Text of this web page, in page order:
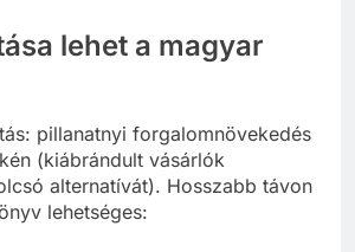
lehet a magyar
pillanatnyi forgalomnövekedés
(kiábrándult vásárlók
alternatívát). Hosszabb távon
lehetséges: